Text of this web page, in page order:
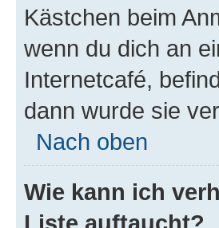
Kästchen beim
wenn du dich an
Internetcafé,
dann wurde sie
Nach oben
Wie kann ich
Liste auftaucht?